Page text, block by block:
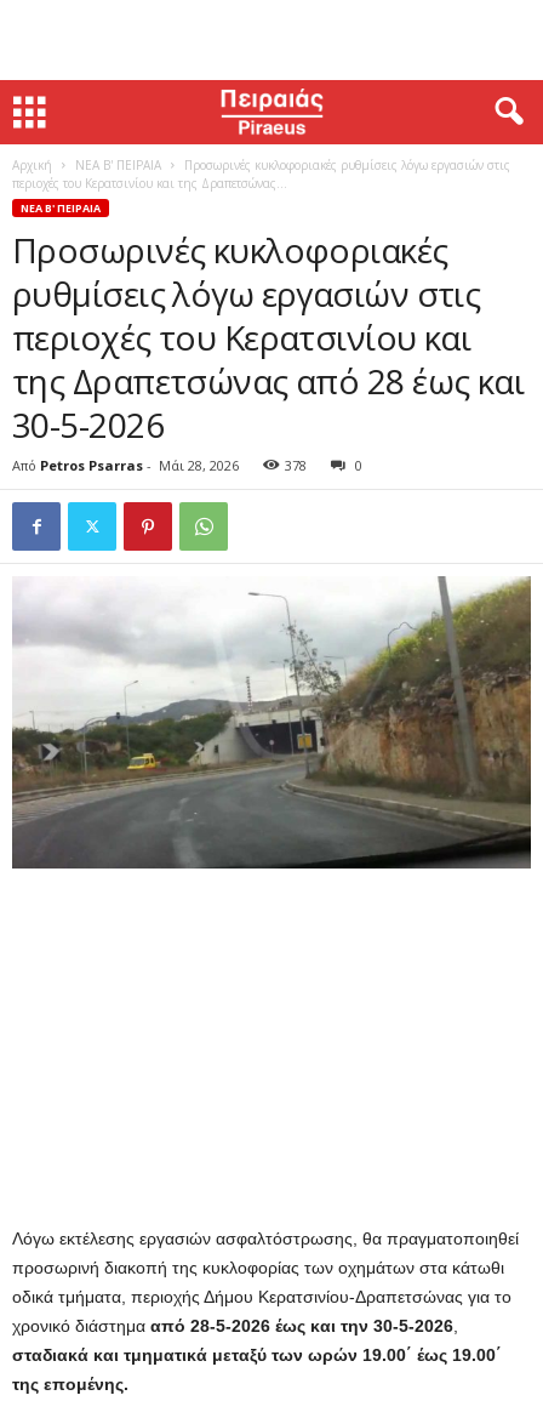
Αρχική ΝΕΑ Β' ΠΕΙΡΑΙΑ
Προσωρινές κυκλοφοριακές ρυθμίσεις λόγω εργασιών στις
περιοχές του Κερατσινίου και της Δραπετσώνας...
ΝΕΑ Β' ΠΕΙΡΑΙΑ
Προσωρινές κυκλοφοριακές
ρυθμίσεις λόγω εργασιών στις
περιοχές του Κερατσινίου και
της Δραπετσώνας από 28 έως και
30-5-2026
Από Petros Psarras - Μάι 28, 2026 378 0
Λόγω εκτέλεσης εργασιών ασφαλτόστρωσης, θα πραγματοποιηθεί
προσωρινή διακοπή της κυκλοφορίας των οχημάτων στα κάτωθι
οδικά τμήματα, περιοχής Δήμου Κερατσινίου-Δραπετσώνας για το
χρονικό διάστημα από 28-5-2026 έως και την 30-5-2026
σταδιακά και τμηματικά μεταξύ των ωρών 19.00΄ έως 19.00΄
της επομένης.